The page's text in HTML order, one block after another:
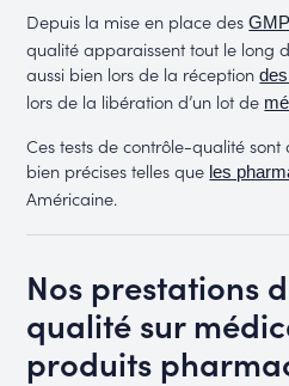
Depuis la mise en place desGMP
qualité apparaissent tout le long
aussi bien lors de la réception
lors de la libération d’un lot de
Ces tests de contrôle-qualité
bien précises telles que les
Américaine.
Nos prestations
qualité sur
produits